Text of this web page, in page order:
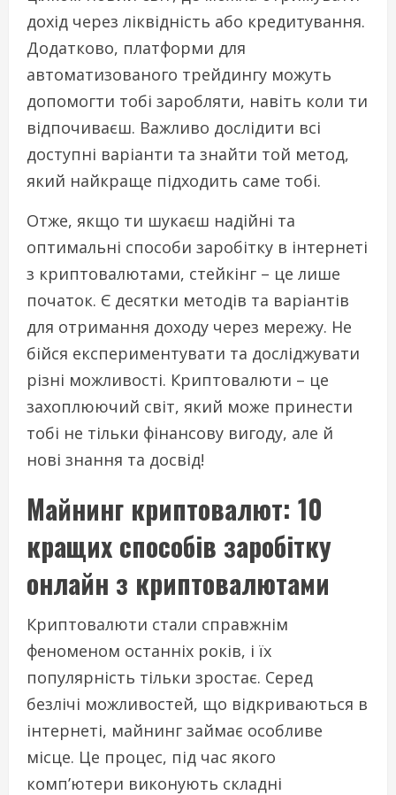
дохід через ліквідність або кредитування.
Додатково, платформи для
автоматизованого трейдингу можуть
допомогти тобі заробляти, навіть коли ти
відпочиваєш. Важливо дослідити всі
доступні варіанти та знайти той метод,
який найкраще підходить саме тобі.
Отже, якщо ти шукаєш надійні та
оптимальні способи заробітку в інтернеті
з криптовалютами, стейкінг – це лише
початок. Є десятки методів та варіантів
для отримання доходу через мережу. Не
бійся експериментувати та досліджувати
різні можливості. Криптовалюти – це
захоплюючий світ, який може принести
тобі не тільки фінансову вигоду, але й
нові знання та досвід!
Майнинг криптовалют: 10
кращих способів заробітку
онлайн з криптовалютами
Криптовалюти стали справжнім
феноменом останніх років, і їх
популярність тільки зростає. Серед
безлічі можливостей, що відкриваються в
інтернеті, майнинг займає особливе
місце. Це процес, під час якого
комп’ютери виконують складні